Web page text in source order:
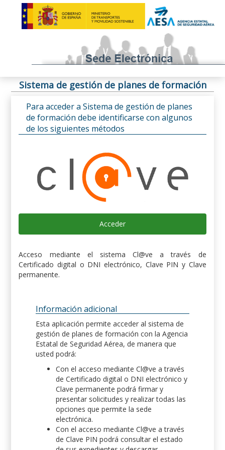
Sistema de gestión de planes de formación
Para acceder a Sistema de gestión de planes
de formación debe identificarse con algunos
de los siguientes métodos
Acceder
Acceso mediante el sistema Cl@ve a través de
Certificado digital o DNI electrónico, Clave PIN y Clave
permanente.
Información adicional
Esta aplicación permite acceder al sistema de
gestión de planes de formación con la Agencia
Estatal de Seguridad Aérea, de manera que
usted podrá:
Con el acceso mediante Cl@ve a través
de Certificado digital o DNI electrónico y
Clave permanente podrá firmar y
presentar solicitudes y realizar todas las
opciones que permite la sede
electrónica.
Con el acceso mediante Cl@ve a través
de Clave PIN podrá consultar el estado